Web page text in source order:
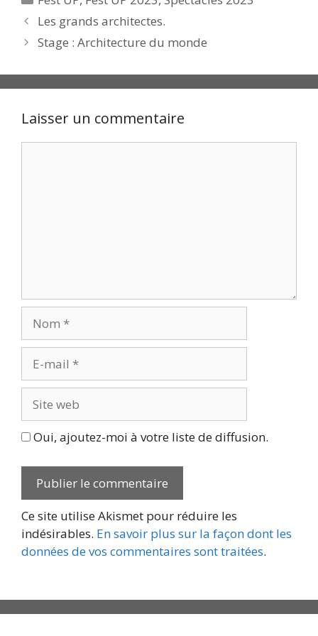
Les grands architectes.
Stage : Architecture du monde
Laisser un commentaire
mail
web
Oui, ajoutez-moi à votre liste de diffusion.
Ce site utilise Akismet pour réduire les
indésirables. En savoir plus sur la façon dont les
données de vos commentaires sont traitées.